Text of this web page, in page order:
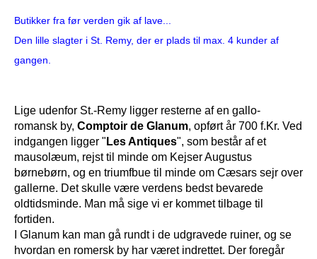
Butikker fra før verden gik af lave...
Den lille slagter i St. Remy, der er plads til max. 4 kunder af
gangen.
Lige udenfor St.-Remy ligger resterne af en gallo-
romansk by, Comptoir de Glanum, opført år 700 f.Kr. Ved
indgangen ligger " Les Antiques", som består af et
mausolæum, rejst til minde om Kejser Augustus
børnebørn, og en triumfbue til minde om Cæsars sejr over
gallerne. Det skulle være verdens bedst bevarede
oldtidsminde. Man må sige vi er kommet tilbage til
fortiden.
I Glanum kan man gå rundt i de udgravede ruiner, og se
hvordan en romersk by har været indrettet. Der foregår